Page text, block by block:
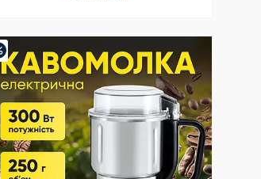
–31%